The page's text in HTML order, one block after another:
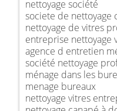
nettoyage société
societe de nettoyage
nettoyage de vitres
entreprise nettoyage
agence d entretien
société nettoyage
ménage dans les
menage bureaux
nettoyage vitres